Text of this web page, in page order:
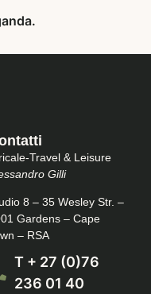
Travel & Leisure
Gilli
8 – 35 Wesley Str. –
Gardens – Cape
– RSA
T + 27 (0)76
236 01 40